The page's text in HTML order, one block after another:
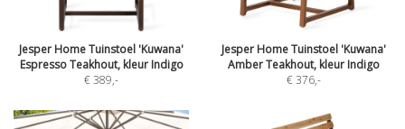
Jesper Home Tuinstoel 'Kuwana'
Espresso Teakhout, kleur Indigo
€ 389,-
Jesper Home Tuinstoel 'Kuwana'
Amber Teakhout, kleur Indigo
€ 376,-